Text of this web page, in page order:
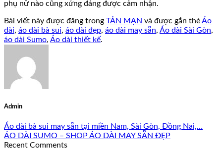
phụ nữ nào cũng xứng đáng được cảm nhận.
Bài viết này được đăng trong TẢN MẠN và được gắn thẻÁo
dài, áo dài bà sui, áo dài đẹp, áo dài may sẵn, Áo dài Sài Gòn,
áo dài Sumo, Áo dài thiết kế.
Admin
Áo dài bà sui may sẵn tại miền Nam, Sài Gòn, Đồng Nai,…
ÁO DÀI SUMO – SHOP ÁO DÀI MAY SẴN ĐẸP
Recent Comments